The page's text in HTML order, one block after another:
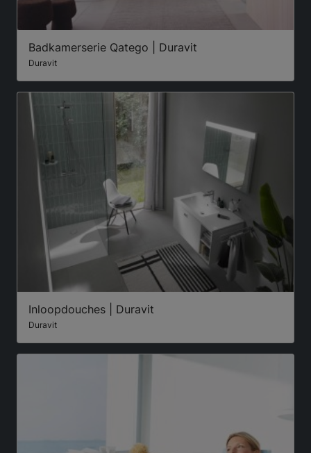
Badkamerserie Qatego | Duravit
Duravit
Inloopdouches | Duravit
Duravit